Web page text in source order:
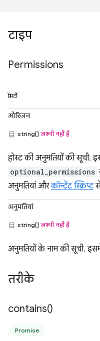
टाइप
Permissions
प्रॉपर्टी
ओरिजन
string[]ज़रूरी नहीं है
होस्ट की अनुमतियों की सूची.
optional_permissions
अनुमतियां औरकॉन्टेंट स्क्रिप्टसे
अनुमतियां
string[]ज़रूरी नहीं है
अनुमतियों के नाम की सूची.
तरीके
contains()
Promise